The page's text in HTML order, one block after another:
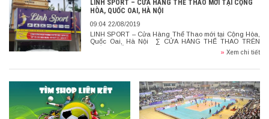
LINH SPORT – CỬA HÀNG THỂ THAO MỚI TẠI CỘNG
HÒA, QUỐC OAI, HÀ NỘI
09:04 22/08/2019
LINH SPORT – Cửa Hàng Thể Thao mới tại Cộng Hòa,
Quốc Oai, Hà Nội ∑ CỬA HÀNG THỂ THAO TRÊN
TOÀN QUỐC xin được chia sẻ và kết nối với […]
» Xem chi tiết